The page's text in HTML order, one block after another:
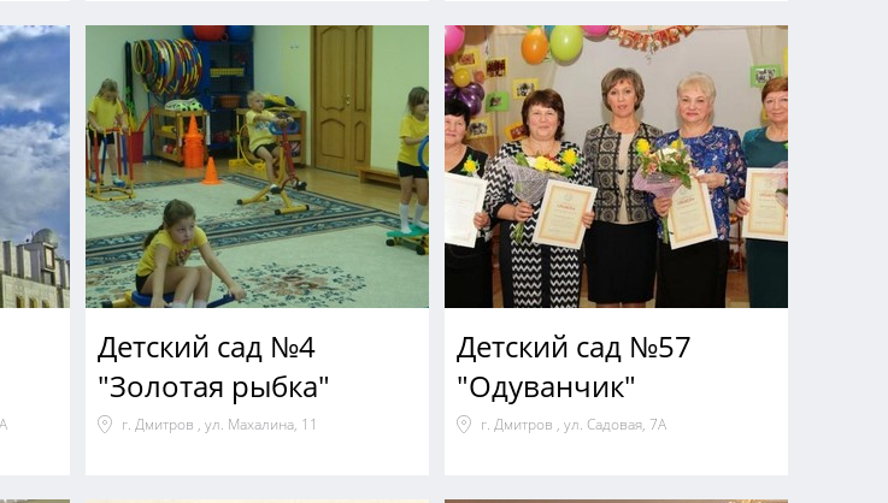
Детский сад №4
"Золотая рыбка"
г. Дмитров , ул. Махалина, 11
Детский сад №57
"Одуванчик"
г. Дмитров , ул. Садовая, 7А